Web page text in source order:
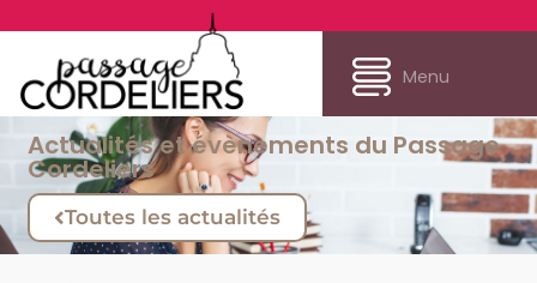
Menu
Actualités et évènements du Passage
Cordeliers
Toutes les actualités